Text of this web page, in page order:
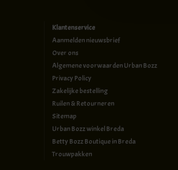
Klantenservice
Aanmelden nieuwsbrief
Over ons
Algemene voorwaarden Urban Bozz
Privacy Policy
Zakelijke bestelling
Ruilen & Retourneren
Sitemap
Urban Bozz winkel Breda
Betty Bozz Boutique in Breda
Trouwpakken